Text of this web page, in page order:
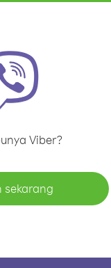
Viber?
sekarang